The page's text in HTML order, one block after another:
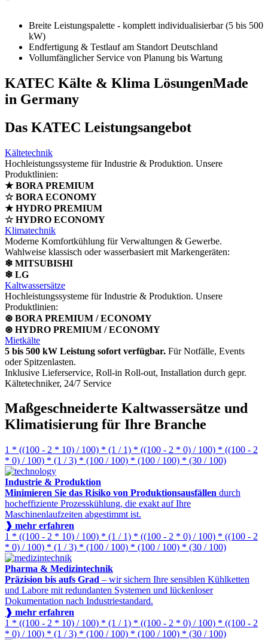
Breite Leistungspalette - komplett individualisierbar (5 bis 500
kW)
Endfertigung & Testlauf am Standort Deutschland
Vollumfänglicher Service von Planung bis Wartung
KATEC Kälte & Klima LösungenMade
in Germany
Das KATEC Leistungsangebot
Kältetechnik
Hochleistungssysteme für Industrie & Produktion. Unsere
Produktlinien:
★ BORA PREMIUM
☆ BORA ECONOMY
★ HYDRO PREMIUM
☆ HYDRO ECONOMY
Klimatechnik
Moderne Komfortkühlung für Verwaltungen & Gewerbe.
Wahlweise klassisch oder wasserbasiert mit Markengeräten:
❄ MITSUBISHI
❄ LG
Kaltwassersätze
Hochleistungssysteme für Industrie & Produktion. Unsere
Produktlinien:
⊛ BORA PREMIUM / ECONOMY
⊛ HYDRO PREMIUM / ECONOMY
Mietkälte
5 bis 500 kW Leistung sofort verfügbar. Für Notfälle, Events
oder Spitzenlasten.
Inklusive Lieferservice, Roll-in Roll-out, Installation durch gepr.
Kältetechniker, 24/7 Service
Maßgeschneiderte Kaltwassersätze und
Klimatisierung für Ihre Branche
1 * ((100 - 2 * 10) / 100) * (1 / 1) * ((100 - 2 * 0) / 100) * ((100 - 2
* 0) / 100) * (1 / 3) * (100 / 100) * (100 / 100) * (30 / 100)
Industrie & Produktion
Minimieren Sie das Risiko von Produktionsausfällen durch
hocheffiziente Prozesskühlung, die exakt auf Ihre
Maschinenlaufzeiten abgestimmt ist.
❱ mehr erfahren
1 * ((100 - 2 * 10) / 100) * (1 / 1) * ((100 - 2 * 0) / 100) * ((100 - 2
* 0) / 100) * (1 / 3) * (100 / 100) * (100 / 100) * (30 / 100)
Pharma & Medizintechnik
Präzision bis aufs Grad – wir sichern Ihre sensiblen Kühlketten
und Labore mit redundanten Systemen und lückenloser
Dokumentation nach Industriestandard.
❱ mehr erfahren
1 * ((100 - 2 * 10) / 100) * (1 / 1) * ((100 - 2 * 0) / 100) * ((100 - 2
* 0) / 100) * (1 / 3) * (100 / 100) * (100 / 100) * (30 / 100)